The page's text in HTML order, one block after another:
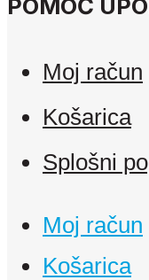
Moj račun
Košarica
Splošni
Moj račun
Košarica